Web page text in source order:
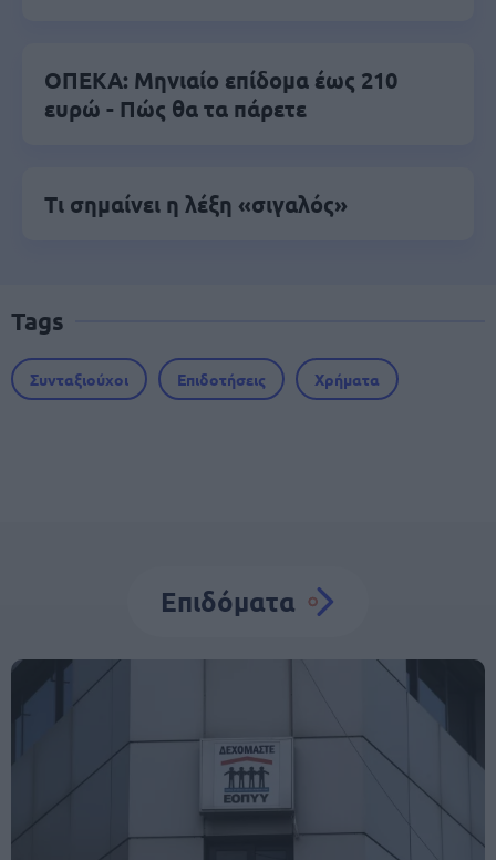
ΟΠΕΚΑ: Μηνιαίο επίδομα έως 210
ευρώ - Πώς θα τα πάρετε
Τι σημαίνει η λέξη «σιγαλός»
Tags
Συνταξιούχοι Επιδοτήσεις Χρήματα
Επιδόματα